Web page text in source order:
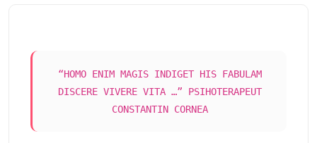
“HOMO ENIM MAGIS INDIGET HIS FABULAM
DISCERE VIVERE VITA …” PSIHOTERAPEUT
CONSTANTIN CORNEA